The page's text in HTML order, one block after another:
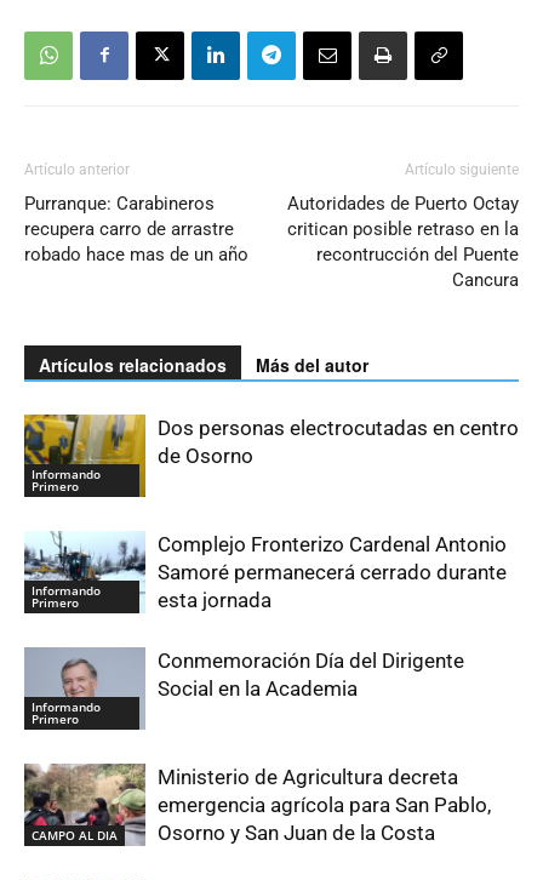
Artículo anterior
Purranque: Carabineros
recupera carro de arrastre
robado hace mas de un año
Artículo siguiente
Autoridades de Puerto Octay
critican posible retraso en la
recontrucción del Puente
Cancura
Artículos relacionados Más del autor
Informando
Primero
Dos personas electrocutadas en centro
de Osorno
Informando
Primero
Complejo Fronterizo Cardenal Antonio
Samoré permanecerá cerrado durante
esta jornada
Informando
Primero
Conmemoración Día del Dirigente
Social en la Academia
CAMPO AL DIA
Ministerio de Agricultura decreta
emergencia agrícola para San Pablo,
Osorno y San Juan de la Costa